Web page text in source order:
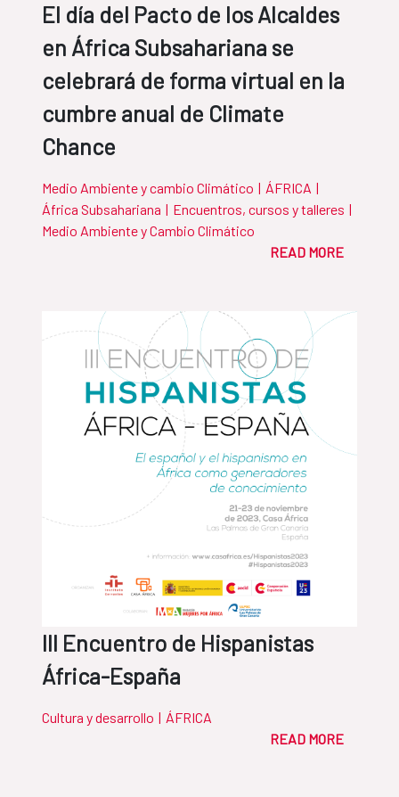
El día del Pacto de los Alcaldes
en África Subsahariana se
celebrará de forma virtual en la
cumbre anual de Climate
Chance
Medio Ambiente y cambio Climático | ÁFRICA |
África Subsahariana | Encuentros, cursos y talleres |
Medio Ambiente y Cambio Climático
READ MORE
III Encuentro de Hispanistas
África-España
Cultura y desarrollo | ÁFRICA
READ MORE